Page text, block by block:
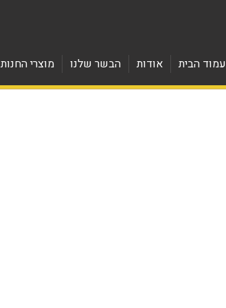
עמוד הבית אודות הבשר שלנו מוצרי החנות